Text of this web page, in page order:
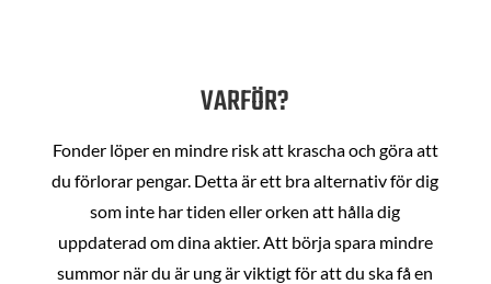
VARFÖR?
Fonder löper en mindre risk att krascha och göra att
du förlorar pengar. Detta är ett bra alternativ för dig
som inte har tiden eller orken att hålla dig
uppdaterad om dina aktier. Att börja spara mindre
summor när du är ung är viktigt för att du ska få en